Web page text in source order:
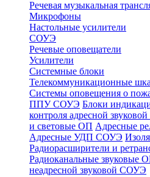
Речевая музыкальная
Микрофоны
Настольные усилители
СОУЭ
Речевые оповещатели
Усилители
Системные блоки
Телекоммуникационные
Системы оповещения о
ППУ СОУЭ Блоки
контроля адресной
и световые ОП Адресные
Адресные УДП СОУЭ
Радиорасширители и
Радиоканальные звуковые
неадресной звуковой СОУЭ